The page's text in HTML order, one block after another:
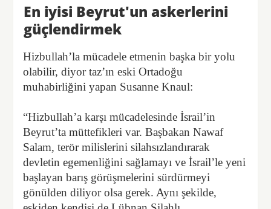
En iyisi Beyrut'un askerlerini
güçlendirmek
Hizbullah’la mücadele etmenin başka bir yolu
olabilir, diyor taz’ın eski Ortadoğu
muhabirliğini yapan Susanne Knaul:
“Hizbullah’a karşı mücadelesinde İsrail’in
Beyrut’ta müttefikleri var. Başbakan Nawaf
Salam, terör milislerini silahsızlandırarak
devletin egemenliğini sağlamayı ve İsrail’le yeni
başlayan barış görüşmelerini sürdürmeyi
gönülden diliyor olsa gerek. Aynı şekilde,